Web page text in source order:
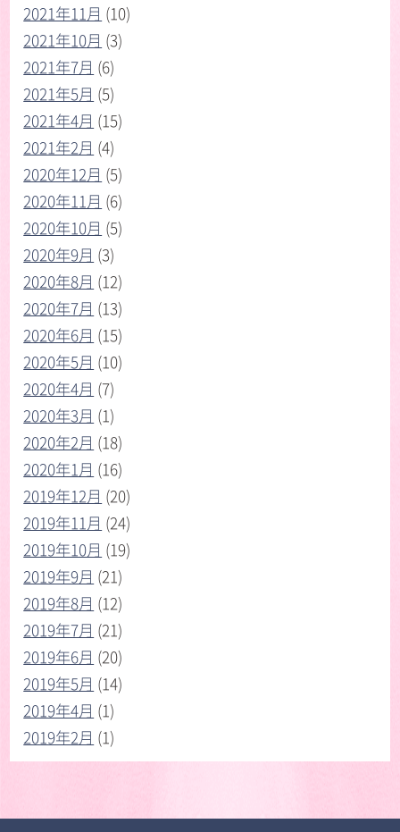
2021年11月 (10)
2021年10月 (3)
2021年7月 (6)
2021年5月 (5)
2021年4月 (15)
2021年2月 (4)
2020年12月 (5)
2020年11月 (6)
2020年10月 (5)
2020年9月 (3)
2020年8月 (12)
2020年7月 (13)
2020年6月 (15)
2020年5月 (10)
2020年4月 (7)
2020年3月 (1)
2020年2月 (18)
2020年1月 (16)
2019年12月 (20)
2019年11月 (24)
2019年10月 (19)
2019年9月 (21)
2019年8月 (12)
2019年7月 (21)
2019年6月 (20)
2019年5月 (14)
2019年4月 (1)
2019年2月 (1)